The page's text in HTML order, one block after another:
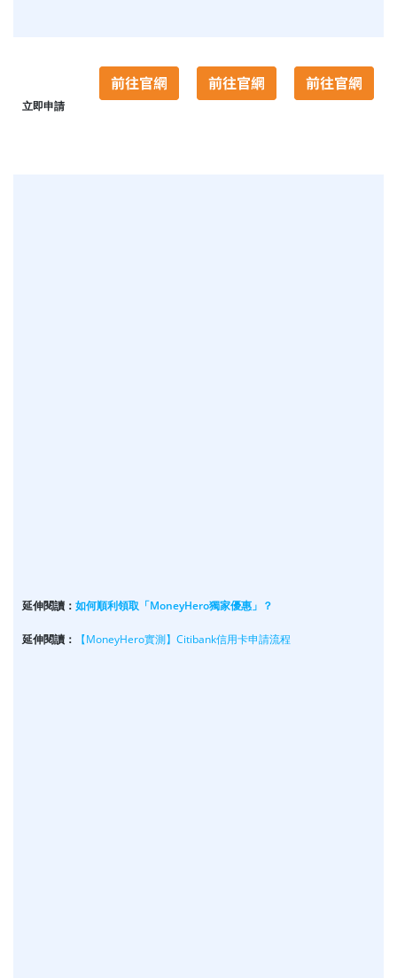
立即申請
延伸閱讀： 如何順利領取「MoneyHero獨家優惠」？
延伸閱讀： 【MoneyHero實測】Citibank信用卡申請流程